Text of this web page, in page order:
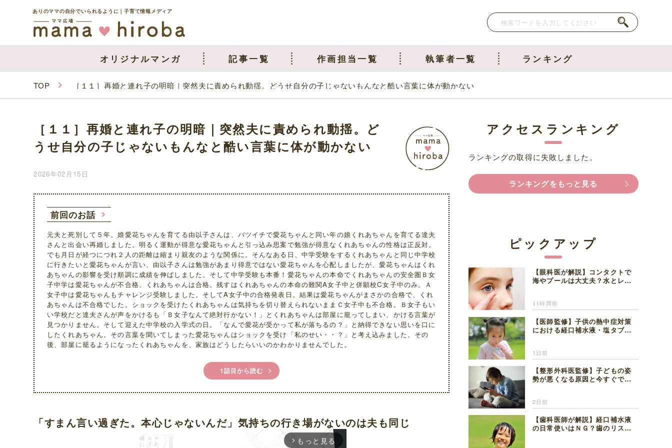
ありのママの自分でいられるように｜子育て情報メディア
オリジナルマンガ 記事一覧 作画担当一覧 執筆者一覧 ランキング
TOP ［１１］再婚と連れ子の明暗｜突然夫に責められ動揺。どうせ自分の子じゃないもんなと酷い言葉に体が動かない
［１１］再婚と連れ子の明暗｜突然夫に責められ動揺。ど
うせ自分の子じゃないもんなと酷い言葉に体が動かない
2026年02月15日
前回のお話
元夫と死別して５年。娘愛花ちゃんを育てる由以子さんは、バツイチで愛花ちゃんと同い年の娘くれあちゃんを育てる達夫
さんと出会い再婚しました。明るく運動が得意な愛花ちゃんと引っ込み思案で勉強が得意なくれあちゃんの性格は正反対。
でも月日が経つにつれ２人の距離は縮まり親友のような関係に。そんなある日、中学受験をするくれあちゃんと同じ中学校
に行きたいと愛花ちゃんが言い、由以子さんは勉強があまり得意ではない愛花ちゃんを心配しましたが、愛花ちゃんはくれ
あちゃんの影響を受け順調に成績を伸ばしました。そして中学受験も本番！愛花ちゃんの本命でくれあちゃんの安全圏Ｂ女
子中学は愛花ちゃんが不合格、くれあちゃんは合格。残すはくれあちゃんの本命の難関A女子中と併願校C女子中のみ。Ａ
女子中は愛花ちゃんもチャレンジ受験しました。そしてA女子中の合格発表日。結果は愛花ちゃんがまさかの合格で、くれ
あちゃんは不合格でした。ショックを受けたくれあちゃんは気持ちを切り替えられないままＣ女子中も不合格。Ｂ女子もい
い学校だと達夫さんが声をかけるも「Ｂ女子なんて絶対行かない！」とくれあちゃんは部屋に籠ってしまい、かける言葉が
見つかりません。そして迎えた中学校の入学式の日。「なんで愛花が受かって私が落ちるの？」と納得できない思いを口に
したくれあちゃん。その言葉を聞いてしまった愛花ちゃんはショックを受け「私のせい・・？」と考え込みました。その
後、部屋に籠るようになったくれあちゃんを、家族はどうしたらいいのかわかりませんでした。
1話目から読む
「すまん言い過ぎた。本心じゃないんだ」気持ちの行き場がないのは夫も同じ
arrow_forward_ios もっと見る
アクセスランキング
ランキングの取得に失敗しました。
ランキングをもっと見る
ピックアップ
【眼科医が解説】コンタクトで
海やプールは大丈夫？水とレン
11時間前
【医師監修】子供の熱中症対策
における経口補水液・塩タブレ
1日前
【整形外科医監修】子どもの姿
勢が悪くなる原因と今すぐでき
2日前
【歯科医師が解説】経口補水液
の日常使いはＮＧ？歯のリスク